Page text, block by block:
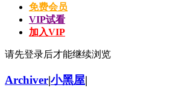
免费会员
VIP试看
加入VIP
请先登录后才能继续浏览
Archiver|小黑屋|